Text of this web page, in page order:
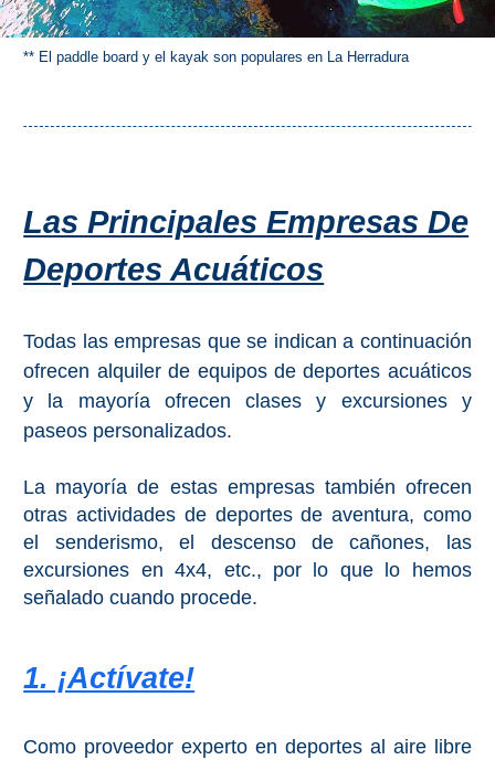
** El paddle board y el kayak son populares en La Herradura
Las Principales Empresas De
Deportes Acuáticos
Todas las empresas que se indican a continuación
ofrecen alquiler de equipos de deportes acuáticos
y la mayoría ofrecen clases y excursiones y
paseos personalizados.
La mayoría de estas empresas también ofrecen
otras actividades de deportes de aventura, como
el senderismo, el descenso de cañones, las
excursiones en 4x4, etc., por lo que lo hemos
señalado cuando procede.
1. ¡Actívate!
Como proveedor experto en deportes al aire libre